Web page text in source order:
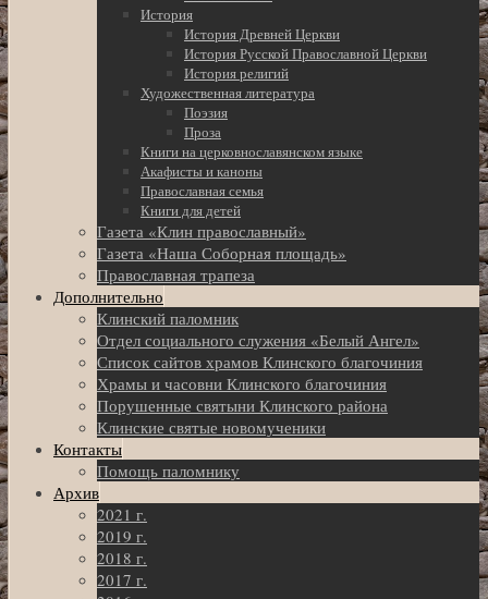
История
История Древней Церкви
История Русской Православной Церкви
История религий
Художественная литература
Поэзия
Проза
Книги на церковнославянском языке
Акафисты и каноны
Православная семья
Книги для детей
Газета «Клин православный»
Газета «Наша Соборная площадь»
Православная трапеза
Дополнительно
Клинский паломник
Отдел социального служения «Белый Ангел»
Список сайтов храмов Клинского благочиния
Храмы и часовни Клинского благочиния
Порушенные святыни Клинского района
Клинские святые новомученики
Контакты
Помощь паломнику
Архив
2021 г.
2019 г.
2018 г.
2017 г.